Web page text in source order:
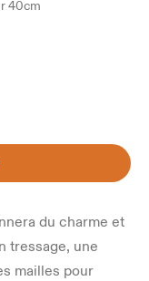
40cm
du charme et
tressage, une
mailles pour